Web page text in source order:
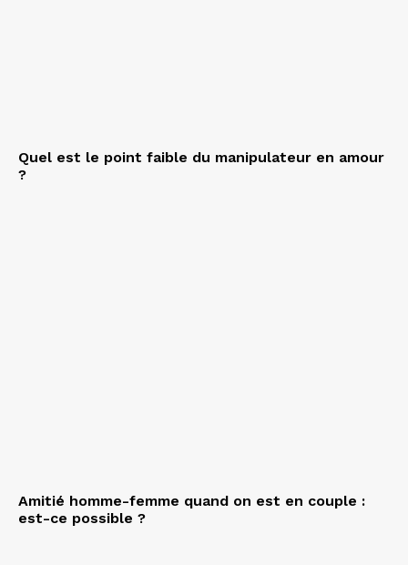
Quel est le point faible du manipulateur en amour
?
Amitié homme-femme quand on est en couple :
est-ce possible ?